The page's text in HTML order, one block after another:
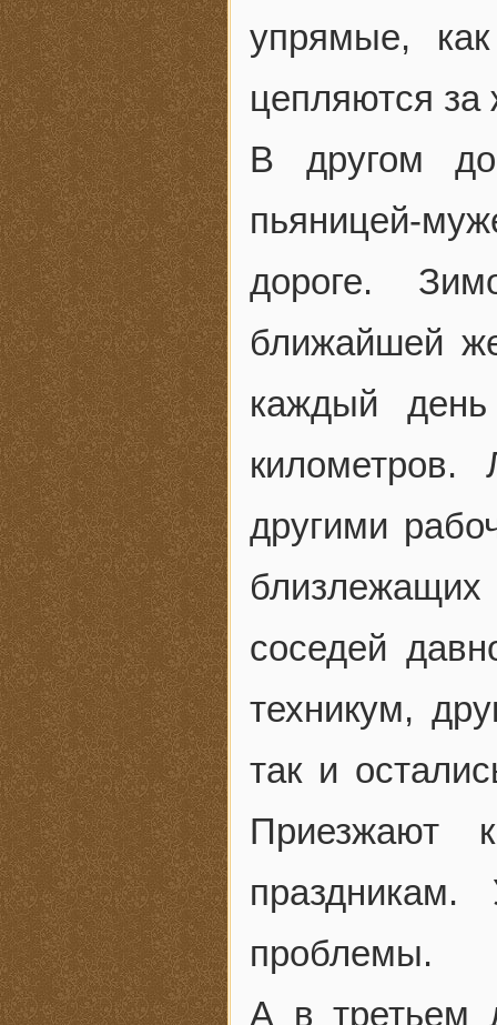
упрямые,
цепляются
В другом
пьяницей-
дороге.
ближайшей
каждый
другими
соседей
техникум,
так и
Приезжают
проблемы.
А в третьем